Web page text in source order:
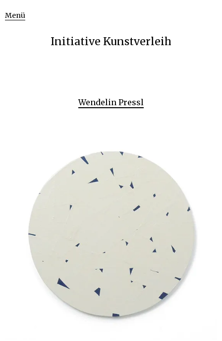
Menü
Initiative Kunstverleih
Wendelin Pressl